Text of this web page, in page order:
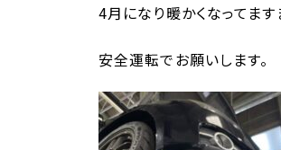
4月になり暖かくなってます
安全運転でお願いします。